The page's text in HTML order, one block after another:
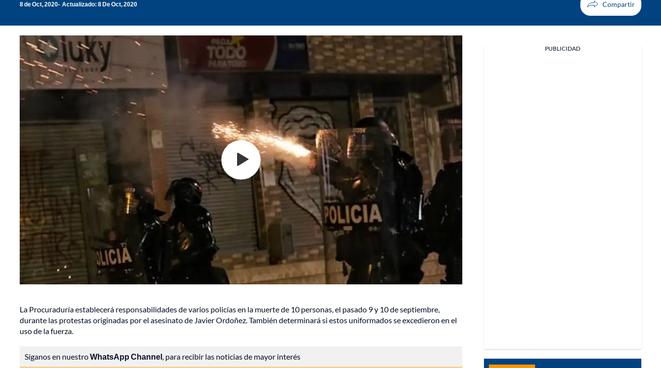
8 de Oct, 2020 Actualizado: 8 De Oct, 2020
La Procuraduría establecerá responsabilidades de varios policías en la muerte de 10 personas, el pasado 9 y 10 de septiembre,
durante las protestas originadas por el asesinato de Javier Ordoñez. También determinará si estos uniformados se excedieron en el
uso de la fuerza.
Síganos en nuestroWhatsApp Channel, para recibir las noticias de mayor interés
PUBLICIDAD